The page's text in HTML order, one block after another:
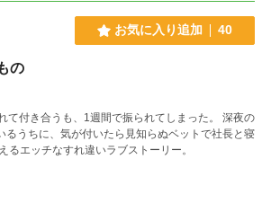
お気に入り追加 40
の
て付き合うも、1週間で振られてしまった。 深夜の
るうちに、気が付いたら見知らぬベットで社長と寝
ぴり笑えるエッチなすれ違いラブストーリー。